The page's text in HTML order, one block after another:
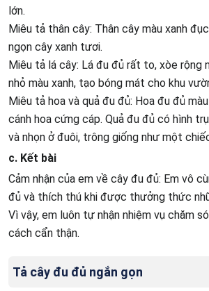
lớn.
Miêu tả thân cây: Thân cây màu xanh
ngọn cây xanh tươi.
Miêu tả lá cây: Lá đu đủ rất to, xòe rộng
nhỏ màu xanh, tạo bóng mát cho khu
Miêu tả hoa và quả đu đủ: Hoa đu đủ
cánh hoa cứng cáp. Quả đu đủ có hình
và nhọn ở đuôi, trông giống như một
c. Kết bài
Cảm nhận của em về cây đu đủ: Em vô
đủ và thích thú khi được thưởng thức
Vì vậy, em luôn tự nhận nhiệm vụ chăm
cách cẩn thận.
Tả cây đu đủ ngắn gọn